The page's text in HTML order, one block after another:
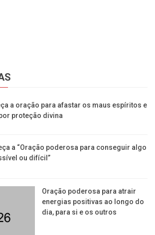
a oração para afastar os maus espíritos e
proteção divina
a “Oração poderosa para conseguir algo
ou difícil”
Oração poderosa para atrair
energias positivas ao longo do
dia, para si e os outros